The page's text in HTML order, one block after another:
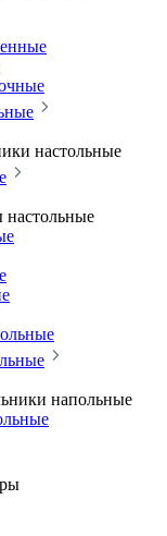
настольные
напольные